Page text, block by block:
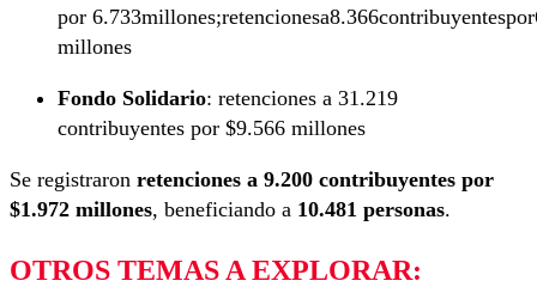
por 6.733millones;retencionesa8.366contribuyentespor
millones
Fondo Solidario: retenciones a 31.219
contribuyentes por $9.566 millones
Se registraron retenciones a 9.200 contribuyentes por
$1.972 millones, beneficiando a 10.481 personas.
OTROS TEMAS A EXPLORAR: